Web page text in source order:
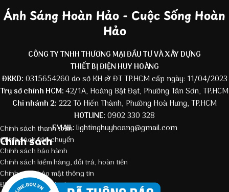
Ánh Sáng Hoàn Hảo - Cuộc Sống Hoàn
Hảo
CÔNG TY TNHH THƯƠNG MẠI ĐẦU TƯ VÀ XÂY DỰNG
THIẾT BỊ ĐIỆN HUY HOÀNG
ĐKKD: 0315654260 do sở KH & ĐT TP.HCM cấp ngày: 11/04/2023
Trụ sở chính HCM:42/1A, Hoàng Bật Đạt, Phường Tân Sơn, TP.HCM
Chi nhánh 2: 222 Tô Hiến Thành, Phường Hoà Hưng, TP.HCM
HOTLINE: 0902 330 328
EMAIL:lightinghuyhoang@gmail.com
Chính sách
Chính sách thanh toán
Chính sách vận chuyển
Chính sách bảo hành
Chính sách kiểm hàng, đổi trả, hoàn tiền
Chính sách bảo mật thông tin
Điều kiện giao dịch chung